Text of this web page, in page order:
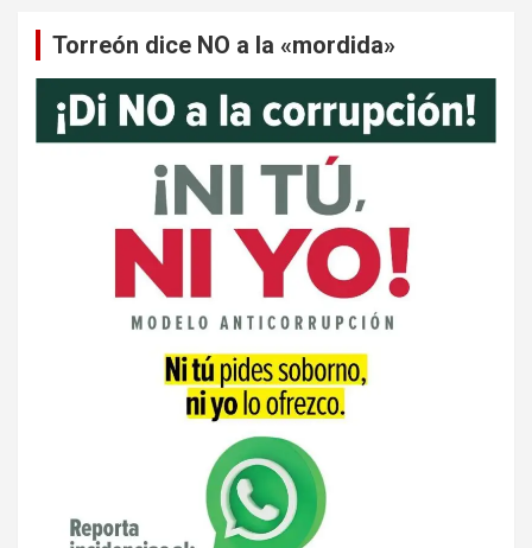
Torreón dice NO a la «mordida»